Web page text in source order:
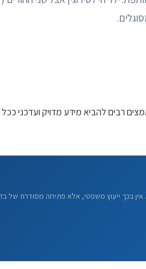
רבים להביא מידע מדויק ועדכני
בכך ייעוץ משפטי, אלא פתיחה מסודרת של